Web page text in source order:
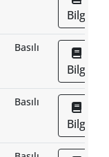
Bilgi
Basılı
Bilgi
Basılı
Bilgi